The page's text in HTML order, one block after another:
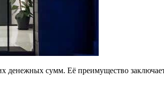
сумм. Её преимущество